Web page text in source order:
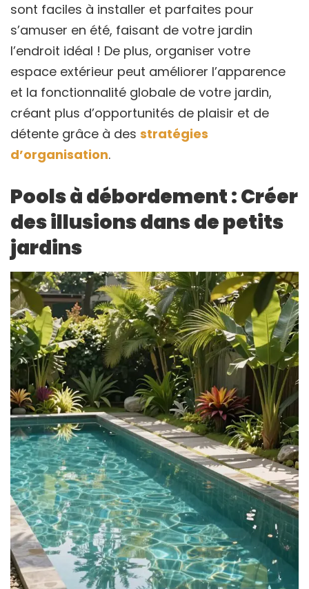
sont faciles à installer et parfaites pour
s’amuser en été, faisant de votre jardin
l’endroit idéal ! De plus, organiser votre
espace extérieur peut améliorer l’apparence
et la fonctionnalité globale de votre jardin,
créant plus d’opportunités de plaisir et de
détente grâce à des stratégies
d’organisation.
Pools à débordement : Créer
des illusions dans de petits
jardins